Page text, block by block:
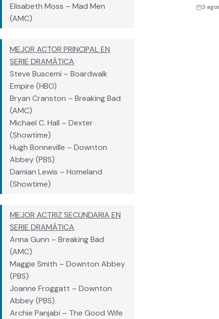
Elisabeth Moss – Mad Men
(AMC)
MEJOR ACTOR PRINCIPAL EN
SERIE DRAMÁTICA
Steve Buscemi – Boardwalk
Empire (HBO)
Bryan Cranston – Breaking Bad
(AMC)
Michael C. Hall – Dexter
(Showtime)
Hugh Bonneville – Downton
Abbey (PBS)
Damian Lewis – Homeland
(Showtime)
MEJOR ACTRIZ SECUNDARIA EN
SERIE DRAMÁTICA
Anna Gunn – Breaking Bad
(AMC)
Maggie Smith – Downton Abbey
(PBS)
Joanne Froggatt – Downton
Abbey (PBS)
Archie Panjabi – The Good Wife
3